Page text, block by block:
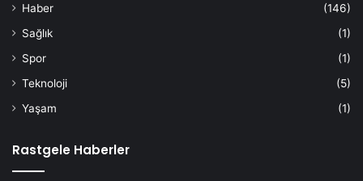
Haber
(146)
Sağlık
(1)
Spor
(1)
Teknoloji
(5)
Yaşam
(1)
Rastgele Haberler